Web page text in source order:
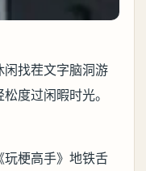
找茬文字脑洞游
度过闲暇时光。
梗高手》地铁舌